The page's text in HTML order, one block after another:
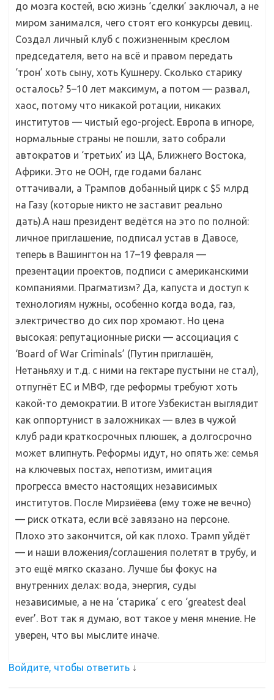
до мозга костей, всю жизнь ‘сделки’ заключал, а не
миром занимался, чего стоят его конкурсы девиц.
Создал личный клуб с пожизненным креслом
председателя, вето на всё и правом передать
‘трон’ хоть сыну, хоть Кушнеру. Сколько старику
осталось? 5–10 лет максимум, а потом — развал,
хаос, потому что никакой ротации, никаких
институтов — чистый ego-project. Европа в игноре,
нормальные страны не пошли, зато собрали
автократов и ‘третьих’ из ЦА, Ближнего Востока,
Африки. Это не ООН, где годами баланс
оттачивали, а Трампов добанный цирк с $5 млрд
на Газу (которые никто не заставит реально
дать).А наш президент ведётся на это по полной:
личное приглашение, подписал устав в Давосе,
теперь в Вашингтон на 17–19 февраля —
презентации проектов, подписи с американскими
компаниями. Прагматизм? Да, капуста и доступ к
технологиям нужны, особенно когда вода, газ,
электричество до сих пор хромают. Но цена
высокая: репутационные риски — ассоциация с
‘Board of War Criminals’ (Путин приглашён,
Нетаньяху и т.д. с ними на гектаре пустыни не стал),
отпугнёт ЕС и МВФ, где реформы требуют хоть
какой-то демократии. В итоге Узбекистан выглядит
как оппортунист в заложниках — влез в чужой
клуб ради краткосрочных плюшек, а долгосрочно
может влипнуть. Реформы идут, но опять же: семья
на ключевых постах, непотизм, имитация
прогресса вместо настоящих независимых
институтов. После Мирзиёева (ему тоже не вечно)
— риск отката, если всё завязано на персоне.
Плохо это закончится, ой как плохо. Трамп уйдёт
— и наши вложения/соглашения полетят в трубу, и
это ещё мягко сказано. Лучше бы фокус на
внутренних делах: вода, энергия, суды
независимые, а не на ‘старика’ с его ‘greatest deal
ever’. Вот так я думаю, вот такое у меня мнение. Не
уверен, что вы мыслите иначе.
Войдите, чтобы ответить ↓